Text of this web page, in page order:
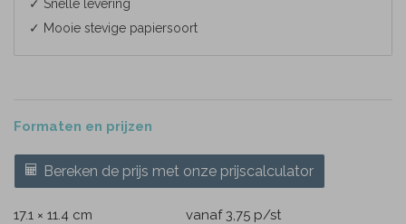
✓ Snelle levering
✓ Mooie stevige papiersoort
Formaten en prijzen
Bereken de prijs met onze prijscalculator
17.1 × 11.4 cm vanaf 3,75 p/st